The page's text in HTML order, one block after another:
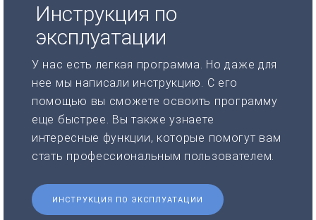
Инструкция по
эксплуатации
У нас есть легкая программа. Но даже для
нее мы написали инструкцию. С его
помощью вы сможете освоить программу
еще быстрее. Вы также узнаете
интересные функции, которые помогут вам
стать профессиональным пользователем.
ИНСТРУКЦИЯ ПО ЭКСПЛУАТАЦИИ